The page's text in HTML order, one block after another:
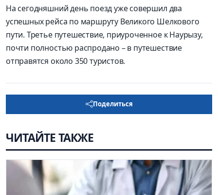
На сегодняшний день поезд уже совершил два
успешных рейса по маршруту Великого Шелкового
пути. Третье путешествие, приуроченное к Наурызу,
почти полностью распродано – в путешествие
отправятся около 350 туристов.
Поделиться
ЧИТАЙТЕ ТАКЖЕ